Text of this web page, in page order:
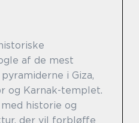
af de mest
i Giza,
og Karnak-templet.
historie og
der vil forbløffe